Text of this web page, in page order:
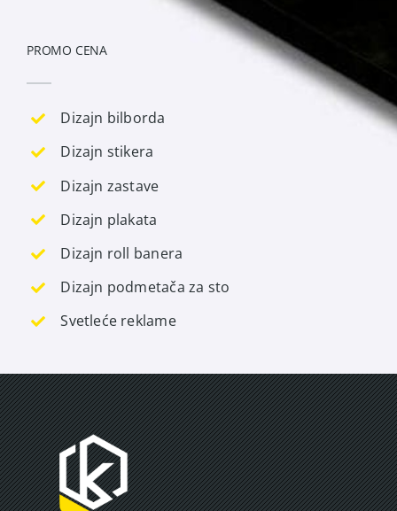
PROMO CENA
Dizajn bilborda
Dizajn stikera
Dizajn zastave
Dizajn plakata
Dizajn roll banera
Dizajn podmetača za sto
Svetleće reklame